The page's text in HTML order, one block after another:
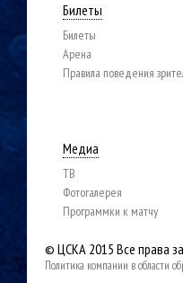
Билеты
Билеты
Арена
Правила поведения
Медиа
ТВ
Фотогалерея
Программки к матчу
© ЦСКА 2015 Все права
Политика компании в области